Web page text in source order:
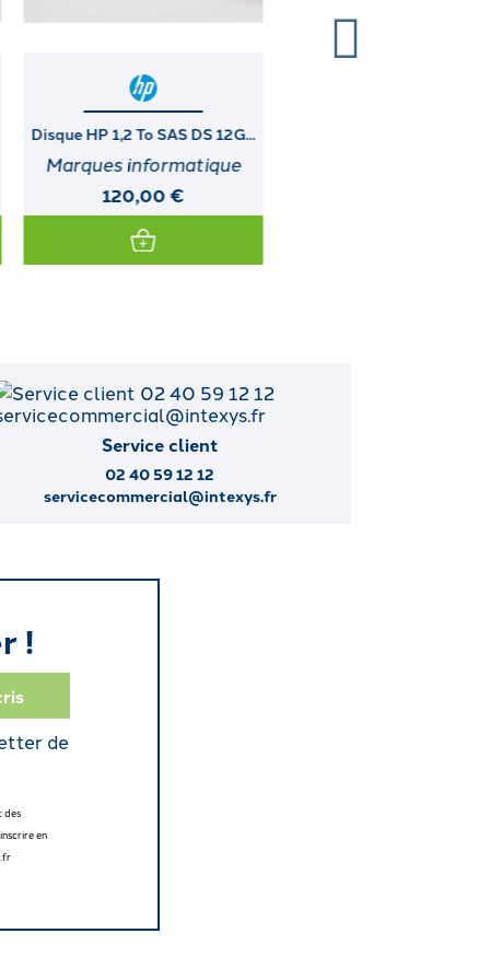
Imprimante DIGITAL (LA30W-
A3)
Service client
02 40 59 12 12
servicecommercial@intexys.fr
!
de
des
en